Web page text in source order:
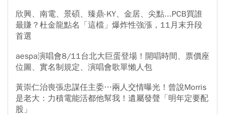
欣興、南電、景碩、臻鼎-KY、金居、尖點...PCB買誰
最賺？杜金龍點名「這檔」爆炸性強漲，11月末升段
首選
aespa演唱會8/11台北大巨蛋登場！開唱時間、票價座
位圖、實名制規定、演唱會歌單懶人包
黃崇仁治喪張忠謀任主委…兩人交情曝光！曾說Morris
是老大：力積電能活都他幫我！遺屬發聲「明年定要配
股」